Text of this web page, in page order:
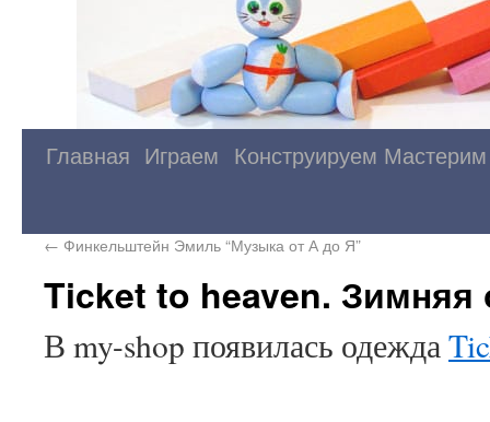
Главная Играем Конструируем Мастерим
← Финкельштейн Эмиль “Музыка от А до Я”
Ticket to heaven. Зимняя
В my-shop появилась одежда